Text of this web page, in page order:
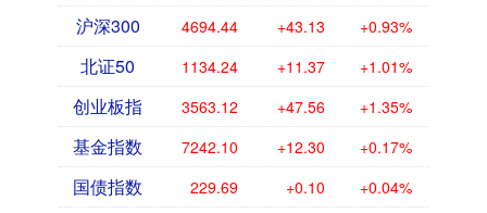
沪深300 4694.44 +43.13 +0.93%
北证50 1134.24 +11.37 +1.01%
创业板指 3563.12 +47.56 +1.35%
基金指数 7242.10 +12.30 +0.17%
国债指数 229.69 +0.10 +0.04%